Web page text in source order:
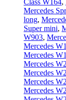
Mercedes
long,
Super mini,
W903,
Mercedes
Mercedes
Mercedes
Mercedes
Mercedes
Mercedes